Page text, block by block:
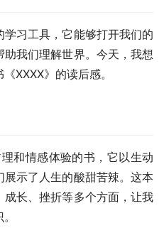
习工具，它能够打开我们的
我们理解世界。今天，我想
XXXX》的读后感。
理和情感体验的书，它以生动
示了人生的酸甜苦辣。这本
长、挫折等多个方面，让我